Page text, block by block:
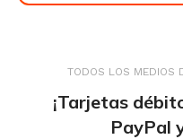
TODOS LOS MEDIOS
¡Tarjetas
PayPal